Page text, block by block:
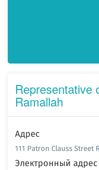
Representative
Ramallah
Адрес
111 Patron Clauss Street
Электронный адрес